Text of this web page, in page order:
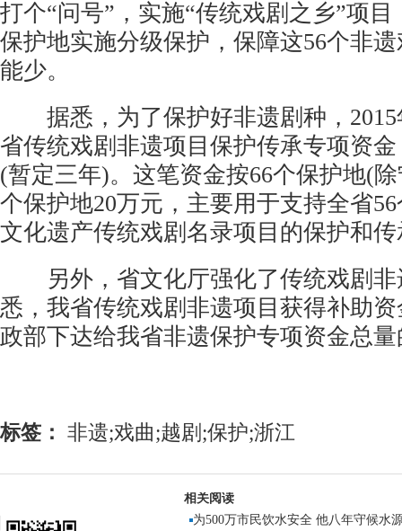
打个“问号”，实施“传统戏剧之乡”项
保护地实施分级保护，保障这56个非
能少。
据悉，为了保护好非遗剧种，2015
省传统戏剧非遗项目保护传承专项资金
(暂定三年)。这笔资金按66个保护地(
个保护地20万元，主要用于支持全省
文化遗产传统戏剧名录项目的保护和
另外，省文化厅强化了传统戏剧非
悉，我省传统戏剧非遗项目获得补助
政部下达给我省非遗保护专项资金总量
标签： 非遗;戏曲;越剧;保护;浙江
相关阅读
为500万市民饮水安全 他八年守候水